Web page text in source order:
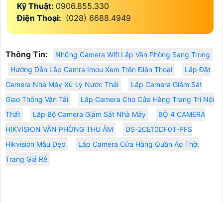
Kỹ Thuật: 0906.855.330
Điện Thoại: (028) 6688.4949
Thông Tin:
Những Camera Wifi Lắp Văn Phòng Sang Trọng
Hướng Dẫn Lắp Camra Imou Xem Trên Điện Thoại
Lắp Đặt
Camera Nhà Máy Xử Lý Nước Thải
Lắp Camera Giám Sát
Giao Thông Vận Tải
Lắp Camera Cho Cửa Hàng Trang Trí Nội
Thất
Lắp Bộ Camera Giám Sát Nhà Máy
BỘ 4 CAMERA
HIKVISION VĂN PHÒNG THU ÂM
DS-2CE10DF0T-PFS
Hikvision Mẫu Đẹp
Lắp Camera Cửa Hàng Quần Áo Thời
Trang Giá Rẻ